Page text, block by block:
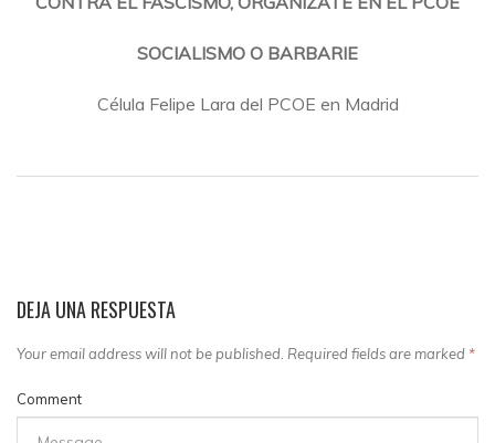
SOCIALISMO O BARBARIE
Célula Felipe Lara del PCOE en Madrid
DEJA UNA RESPUESTA
Your email address will not be published. Required fields are marked *
Comment